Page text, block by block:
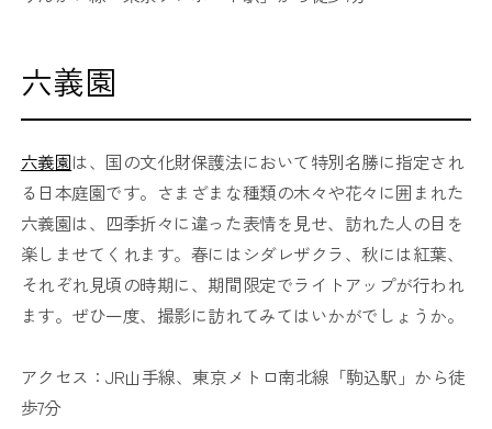
六義園
六義園は、国の文化財保護法において特別名勝に指定され
る日本庭園です。さまざまな種類の木々や花々に囲まれた
六義園は、四季折々に違った表情を見せ、訪れた人の目を
楽しませてくれます。春にはシダレザクラ、秋には紅葉、
それぞれ見頃の時期に、期間限定でライトアップが行われ
ます。ぜひ一度、撮影に訪れてみてはいかがでしょうか。
アクセス：JR山手線、東京メトロ南北線「駒込駅」から徒
歩7分